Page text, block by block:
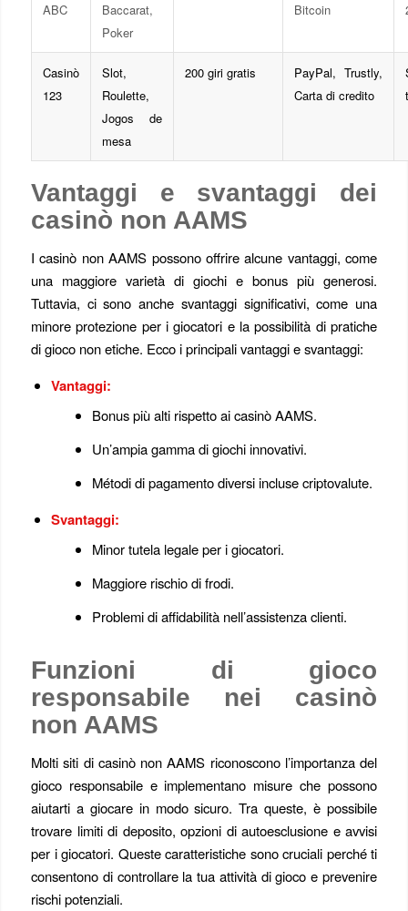
ABC
Baccarat,
Poker
Bitcoin
Casinò
123
Slot,
Roulette,
Jogos de
mesa
200 giri gratis
PayPal, Trustly,
Carta di credito
Vantaggi e svantaggi dei
casinò non AAMS
I casinò non AAMS possono offrire alcune vantaggi, come
una maggiore varietà di giochi e bonus più generosi.
Tuttavia, ci sono anche svantaggi significativi, come una
minore protezione per i giocatori e la possibilità di pratiche
di gioco non etiche. Ecco i principali vantaggi e svantaggi:
Vantaggi:
Bonus più alti rispetto ai casinò AAMS.
Un’ampia gamma di giochi innovativi.
Métodi di pagamento diversi incluse criptovalute.
Svantaggi:
Minor tutela legale per i giocatori.
Maggiore rischio di frodi.
Problemi di affidabilità nell’assistenza clienti.
Funzioni di gioco
responsabile nei casinò
non AAMS
Molti siti di casinò non AAMS riconoscono l’importanza del
gioco responsabile e implementano misure che possono
aiutarti a giocare in modo sicuro. Tra queste, è possibile
trovare limiti di deposito, opzioni di autoesclusione e avvisi
per i giocatori. Queste caratteristiche sono cruciali perché ti
consentono di controllare la tua attività di gioco e prevenire
rischi potenziali.